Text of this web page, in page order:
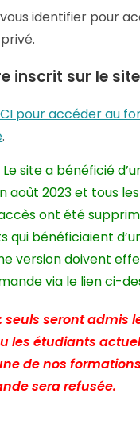
identifier pour
inscrit sur le
ICI pour accéder au
.
Le site a bénéficié
août 2023 et tous
ont été
qui bénéficiaient
version doivent
via le lien ci-
: seuls seront admis
les étudiants
de nos
sera refusée.